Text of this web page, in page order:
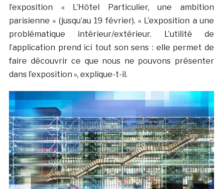
l’exposition « L’Hôtel Particulier, une ambition
parisienne » (jusqu’au 19 février). « L’exposition a une
problématique intérieur/extérieur. L’utilité de
l’application prend ici tout son sens : elle permet de
faire découvrir ce que nous ne pouvons présenter
dans l’exposition », explique-t-il.